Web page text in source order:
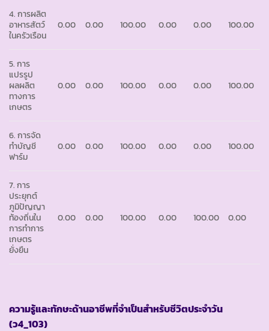
4. การผลิต
อาหารสัตว์
ในครัวเรือน
0.00 0.00 100.00 0.00 0.00 100.00
5. การ
แปรรูป
ผลผลิต
ทางการ
เกษตร
0.00 0.00 100.00 0.00 0.00 100.00
6. การจัด
ทำบัญชี
ฟาร์ม
0.00 0.00 100.00 0.00 0.00 100.00
7. การ
ประยุกต์
ภูมิปัญญา
ท้องถิ่นใน
การทำการ
เกษตร
ยั่งยืน
0.00 0.00 100.00 0.00 100.00 0.00
ความรู้และทักษะด้านอาชีพที่จำเป็นสำหรับชีวิตประจำวัน
(ว4_103)